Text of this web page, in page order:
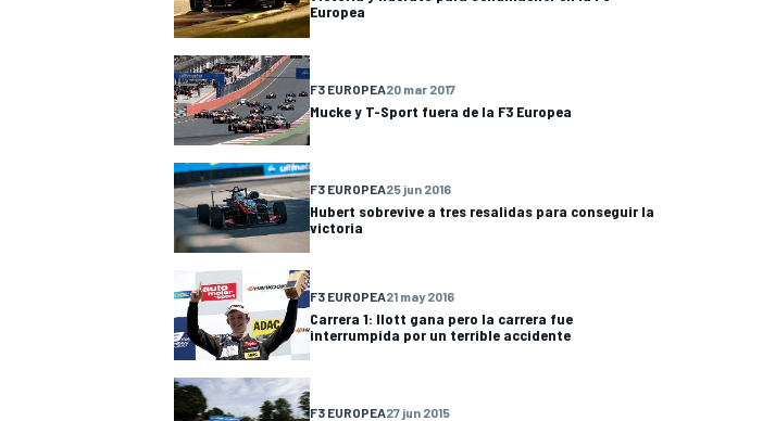
MÁS CATEGORÍAS
Europea
F3 EUROPEA20 mar 2017
Mucke y T-Sport fuera de la F3 Europea
F3 EUROPEA25 jun 2016
Hubert sobrevive a tres resalidas para conseguir la
victoria
F3 EUROPEA21 may 2016
Carrera 1: Ilott gana pero la carrera fue
interrumpida por un terrible accidente
F3 EUROPEA27 jun 2015